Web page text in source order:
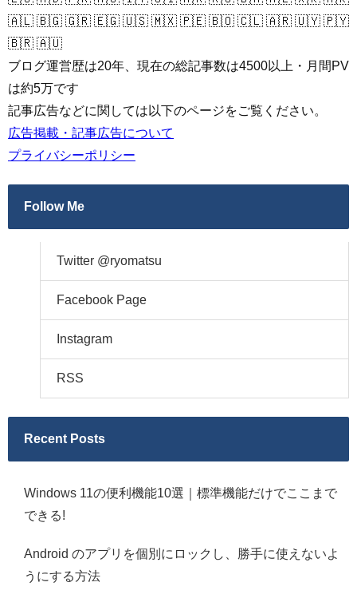
🇦🇱 🇧🇬 🇬🇷 🇪🇬 🇺🇸 🇲🇽 🇵🇪 🇧🇴 🇨🇱 🇦🇷 🇺🇾 🇵🇾
🇧🇷 🇦🇺
ブログ運営歴は20年、現在の総記事数は4500以上・月間PV
は約5万です
記事広告などに関しては以下のページをご覧ください。
広告掲載・記事広告について
プライバシーポリシー
Follow Me
Twitter @ryomatsu
Facebook Page
Instagram
RSS
Recent Posts
Windows 11の便利機能10選｜標準機能だけでここまで
できる!
Android のアプリを個別にロックし、勝手に使えないよ
うにする方法